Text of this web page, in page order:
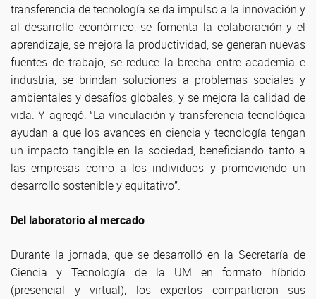
transferencia de tecnología se da impulso a la innovación y
al desarrollo económico, se fomenta la colaboración y el
aprendizaje, se mejora la productividad, se generan nuevas
fuentes de trabajo, se reduce la brecha entre academia e
industria, se brindan soluciones a problemas sociales y
ambientales y desafíos globales, y se mejora la calidad de
vida. Y agregó: “La vinculación y transferencia tecnológica
ayudan a que los avances en ciencia y tecnología tengan
un impacto tangible en la sociedad, beneficiando tanto a
las empresas como a los individuos y promoviendo un
desarrollo sostenible y equitativo”.
Del laboratorio al mercado
Durante la jornada, que se desarrolló en la Secretaría de
Ciencia y Tecnología de la UM en formato híbrido
(presencial y virtual), los expertos compartieron sus